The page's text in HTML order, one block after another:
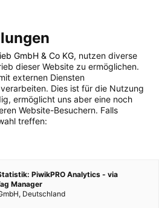
POSTS BY TAG
2 BEITRÄGE
GmbH & Co KG, nutzen diverse
dieser Website zu ermöglichen.
externen Diensten
Dies ist für die Nutzung
ermöglicht uns aber eine noch
Website-Besuchern. Falls
treffen:
PiwikPRO Analytics - via
Manager
Deutschland